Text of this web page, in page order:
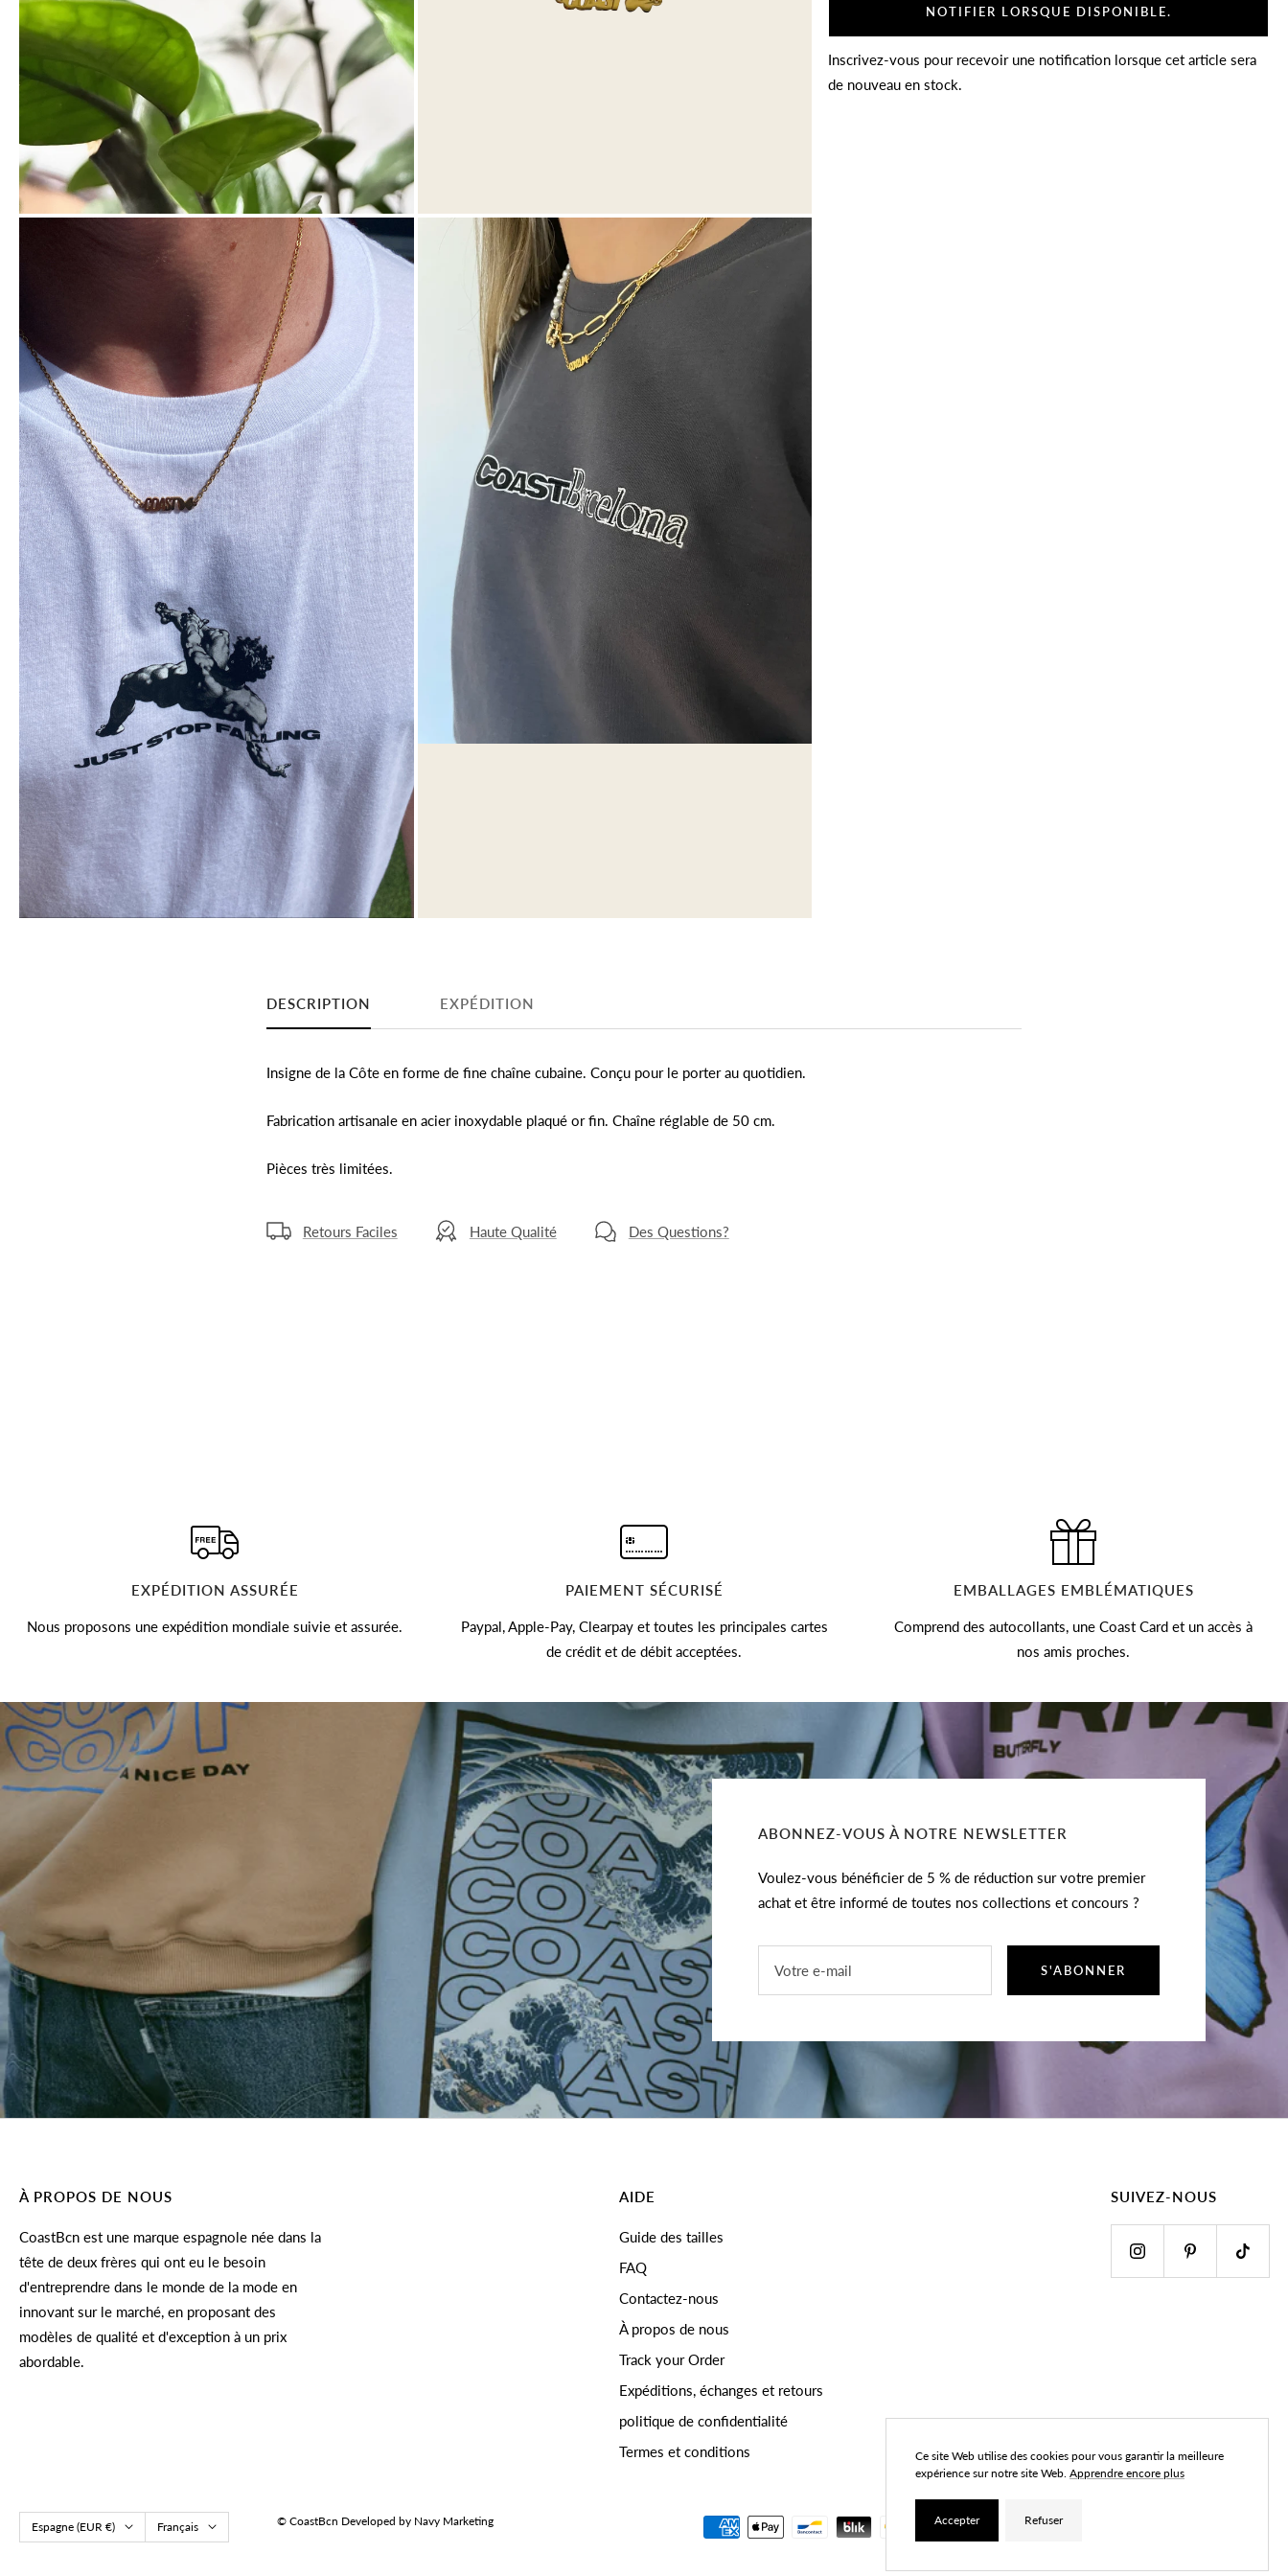
NOTIFIER LORSQUE DISPONIBLE.
Inscrivez-vous pour recevoir une notification lorsque cet article sera
de nouveau en stock.
DESCRIPTION EXPÉDITION
Insigne de la Côte en forme de fine chaîne cubaine. Conçu pour le porter au quotidien.
Fabrication artisanale en acier inoxydable plaqué or fin. Chaîne réglable de 50 cm.
Pièces très limitées.
Retours Faciles Haute Qualité Des Questions?
EXPÉDITION ASSURÉE
Nous proposons une expédition mondiale suivie et assurée.
PAIEMENT SÉCURISÉ
Paypal, Apple-Pay, Clearpay et toutes les principales cartes
de crédit et de débit acceptées.
EMBALLAGES EMBLÉMATIQUES
Comprend des autocollants, une Coast Card et un accès à
nos amis proches.
ABONNEZ-VOUS À NOTRE NEWSLETTER
Voulez-vous bénéficier de 5 % de réduction sur votre premier
achat et être informé de toutes nos collections et concours ?
Votre e-mail S'ABONNER
À PROPOS DE NOUS
CoastBcn est une marque espagnole née dans la
tête de deux frères qui ont eu le besoin
d'entreprendre dans le monde de la mode en
innovant sur le marché, en proposant des
modèles de qualité et d'exception à un prix
abordable.
AIDE
Guide des tailles
FAQ
Contactez-nous
À propos de nous
Track your Order
Expéditions, échanges et retours
politique de confidentialité
Termes et conditions
SUIVEZ-NOUS
Pays/région
Espagne (EUR €) Langue
Français © CoastBcn Developed by Navy Marketing
Ce site Web utilise des cookies pour vous garantir la meilleure
expérience sur notre site Web. Apprendre encore plus
Accepter Refuser